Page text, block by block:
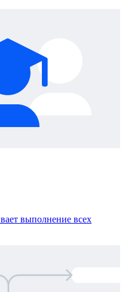
выполнение всех